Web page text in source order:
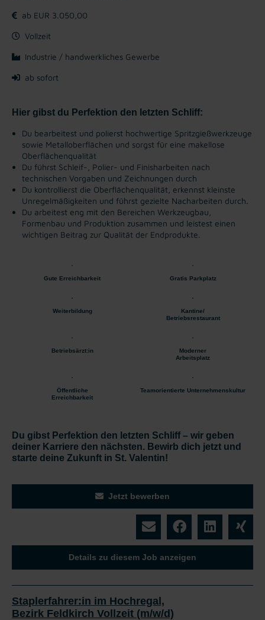
ab EUR 3.050,00
Vollzeit
Industrie / handwerkliches Gewerbe
ab sofort
Hier gibst du Perfektion den letzten Schliff:
Du bearbeitest und polierst hochwertige Spritzgießwerkzeuge
sowie Metalloberflächen und sorgst für eine makellose
Oberflächenqualität
Du führst Schleif-, Polier- und Finisharbeiten nach
technischen Vorgaben und Zeichnungen durch
Du kontrollierst die Oberflächenqualität, erkennst kleinste
Unregelmäßigkeiten und führst gezielte Nacharbeiten durch.
Du arbeitest eng mit den Bereichen Werkzeugbau,
Formenbau und Produktion zusammen und leistest einen
wichtigen Beitrag zur Qualität der Endprodukte.
Gute Erreichbarkeit Gratis Parkplatz
Weiterbildung
Kantine/
Betriebsrestaurant
Betriebsärzt:in
Moderner
Arbeitsplatz
Öffentliche
Erreichbarkeit
Teamorientierte Unternehmenskultur
Du gibst Perfektion den letzten Schliff – wir geben
deiner Karriere den nächsten. Bewirb dich jetzt und
starte deine Zukunft in St. Valentin!
Jetzt bewerben
Details zu diesem Job anzeigen
Staplerfahrer:in im Hochregal,
Bezirk Feldkirch Vollzeit (m/w/d)